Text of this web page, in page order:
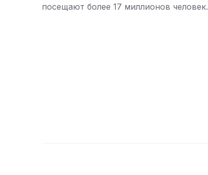
посещают более 17 миллионов человек.